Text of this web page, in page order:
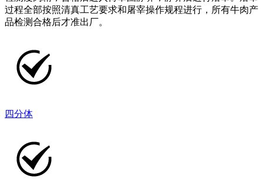
过程全部按照清真工艺要求和屠宰操作规程进行，所有牛肉产
品检测合格后才准出厂。
四分体